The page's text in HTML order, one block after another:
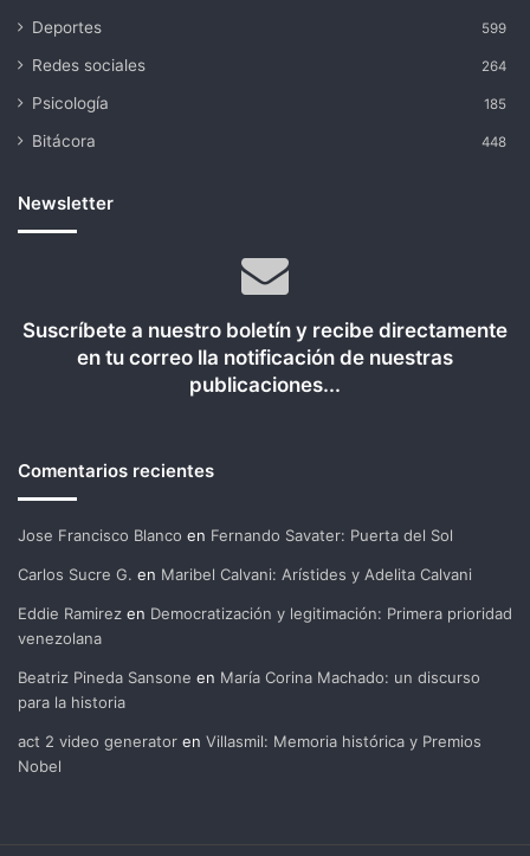
Deportes 599
Redes sociales 264
Psicología 185
Bitácora 448
Newsletter
Suscríbete a nuestro boletín y recibe directamente
en tu correo lla notificación de nuestras
publicaciones...
Comentarios recientes
Jose Francisco Blanco en Fernando Savater: Puerta del Sol
Carlos Sucre G. en Maribel Calvani: Arístides y Adelita Calvani
Eddie Ramirez en Democratización y legitimación: Primera prioridad
venezolana
Beatriz Pineda Sansone en María Corina Machado: un discurso
para la historia
act 2 video generator en Villasmil: Memoria histórica y Premios
Nobel